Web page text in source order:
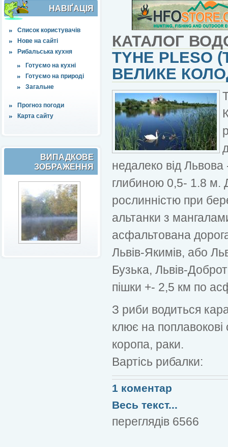
НАВІҐАЦІЯ
Список користувачів
Нове на сайті
Рибальська кухня
Готуємо на кухні
Готуємо на природі
Загальне
Прогноз погоди
Карта сайту
ВИПАДКОВЕ
ЗОБРАЖЕННЯ
КАТАЛОГ
TYHE
ВЕЛИКЕ
недалеко від
глибиною 0,5- 1.8 м.
рослинністю при
альтанки з
асфальтована
Львів-Якимів, або
Бузька, Львів-
пішки +- 2,5 км по
З риби водиться
клює на
коропа, раки.
Вартісь рибалки:
1 коментар
Весь текст...
переглядів 6566